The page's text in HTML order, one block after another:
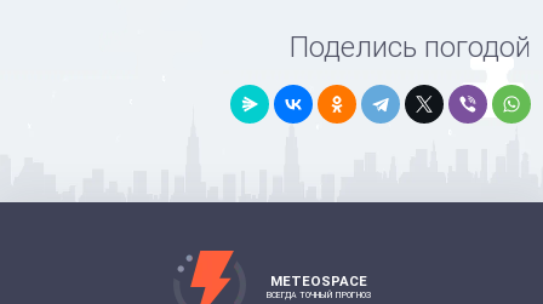
Поделись погодой
METEOSPACE
ВСЕГДА ТОЧНЫЙ ПРОГНОЗ